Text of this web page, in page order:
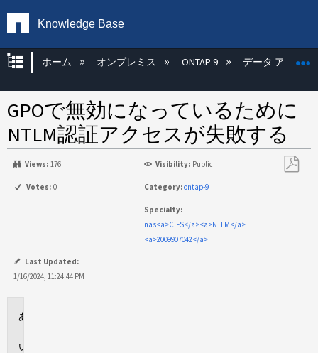
Knowledge Base
グローバル階層を展開/折りたたむ
ホーム オンプレミス ONTAP 9 データ アクセス
GPOで無効になっているために
NTLM認証アクセスが失敗する
Views: 176 Visibility: Public
Votes: 0 Category:ontap-9
Specialty:
nas<a>CIFS</a><a>NTLM</a>
<a>2009907042</a>
Last Updated:
1/16/2024, 11:24:44 PM